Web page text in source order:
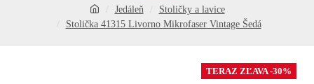
Jedáleň
Stoličky a lavice
Stolička 41315 Livorno Mikrofaser Vintage Šedá
TERAZ ZĽAVA -30%